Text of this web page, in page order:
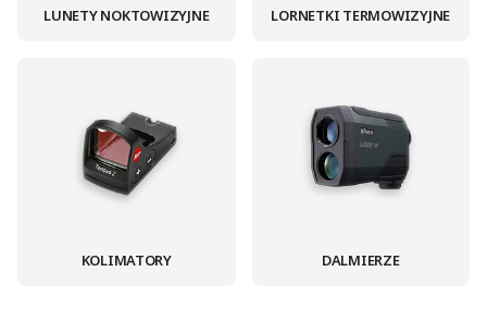
LUNETY NOKTOWIZYJNE LORNETKI TERMOWIZYJNE
KOLIMATORY DALMIERZE